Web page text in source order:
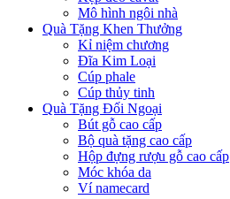
Mô hình ngôi nhà
Quà Tặng Khen Thưởng
Kỉ niệm chương
Đĩa Kim Loại
Cúp phale
Cúp thủy tinh
Quà Tặng Đối Ngoại
Bút gỗ cao cấp
Bộ quà tặng cao cấp
Hộp đựng rượu gỗ cao cấp
Móc khóa da
Ví namecard